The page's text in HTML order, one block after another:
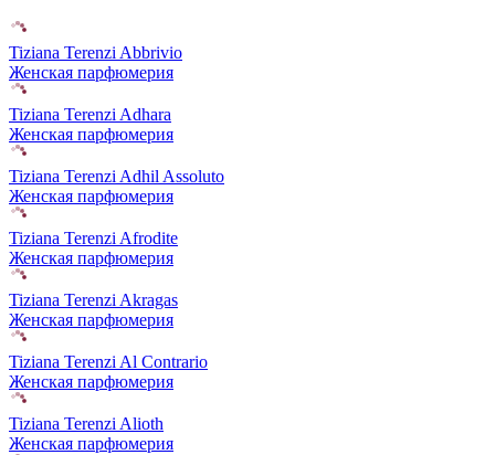
Tiziana Terenzi Abbrivio
Женская парфюмерия
Tiziana Terenzi Adhara
Женская парфюмерия
Tiziana Terenzi Adhil Assoluto
Женская парфюмерия
Tiziana Terenzi Afrodite
Женская парфюмерия
Tiziana Terenzi Akragas
Женская парфюмерия
Tiziana Terenzi Al Contrario
Женская парфюмерия
Tiziana Terenzi Alioth
Женская парфюмерия